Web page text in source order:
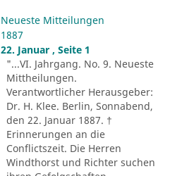
Neueste Mitteilungen
1887
22. Januar , Seite 1
"...VI. Jahrgang. No. 9. Neueste
Mittheilungen.
Verantwortlicher Herausgeber:
Dr. H. Klee. Berlin, Sonnabend,
den 22. Januar 1887. †
Erinnerungen an die
Conflictszeit. Die Herren
Windthorst und Richter suchen